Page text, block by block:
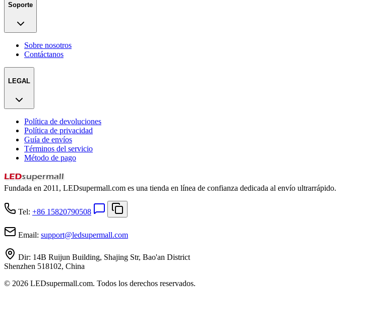
Soporte
Sobre nosotros
Contáctanos
LEGAL
Política de devoluciones
Política de privacidad
Guía de envíos
Términos del servicio
Método de pago
Fundada en 2011, LEDsupermall.com es una tienda en línea de confianza dedicada al envío ultrarrápido.
Tel: +86 15820790508
Email: support@ledsupermall.com
Dir: 14B Ruijun Building, Shajing Str, Bao'an District
Shenzhen 518102, China
© 2026 LEDsupermall.com. Todos los derechos reservados.